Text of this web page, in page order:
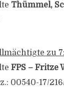
Thümmel,
zu 7:
FPS – Fritze
00540-17/